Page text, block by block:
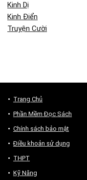
Kinh Dị
Kinh Điển
Truyện Cười
Trang Chủ
Phần Mềm Đọc Sách
Chính sách bảo mật
Điều khoản sử dụng
THPT
Kỹ Năng